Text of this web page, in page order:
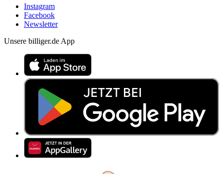
Instagram
Facebook
Newsletter
Unsere billiger.de App